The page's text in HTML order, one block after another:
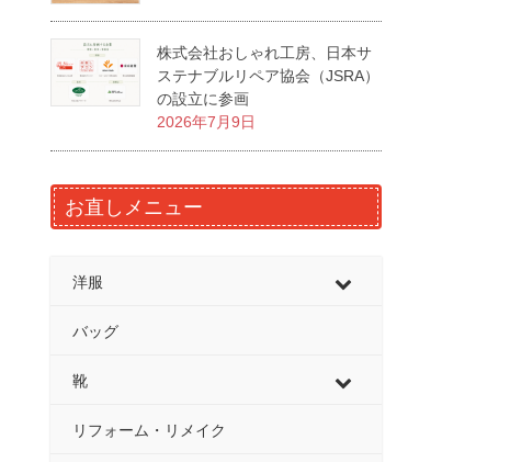
株式会社おしゃれ工房、日本サ
ステナブルリペア協会（JSRA）
の設立に参画
2026年7月9日
お直しメニュー
洋服
バッグ
靴
リフォーム・リメイク